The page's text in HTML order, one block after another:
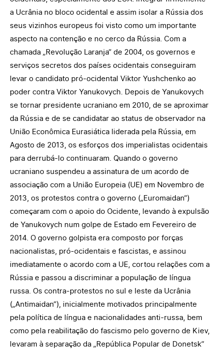
a Ucrânia no bloco ocidental e assim isolar a Rússia dos
seus vizinhos europeus foi visto como um importante
aspecto na contenção e no cerco da Rússia. Com a
chamada „Revolução Laranja“ de 2004, os governos e
serviços secretos dos países ocidentais conseguiram
levar o candidato pró-ocidental Viktor Yushchenko ao
poder contra Viktor Yanukovych. Depois de Yanukovych
se tornar presidente ucraniano em 2010, de se aproximar
da Rússia e de se candidatar ao status de observador na
União Econômica Eurasiática liderada pela Rússia, em
Agosto de 2013, os esforços dos imperialistas ocidentais
para derrubá-lo continuaram. Quando o governo
ucraniano suspendeu a assinatura de um acordo de
associação com a União Europeia (UE) em Novembro de
2013, os protestos contra o governo („Euromaidan“)
começaram com o apoio do Ocidente, levando à expulsão
de Yanukovych num golpe de Estado em Fevereiro de
2014. O governo golpista era composto por forças
nacionalistas, pró-ocidentais e fascistas, e assinou
imediatamente o acordo com a UE, cortou relações com a
Rússia e passou a discriminar a população de língua
russa. Os contra-protestos no sul e leste da Ucrânia
(„Antimaidan“), inicialmente motivados principalmente
pela política de língua e nacionalidades anti-russa, bem
como pela reabilitação do fascismo pelo governo de Kiev,
levaram à separação da „República Popular de Donetsk“